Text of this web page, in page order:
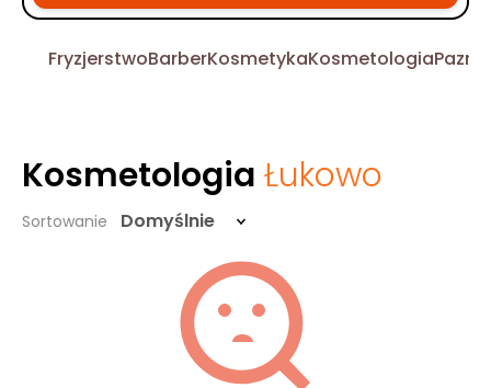
FryzjerstwoBarberKosmetykaKosmetologia
Kosmetologia Łukowo
Sortowanie Domyślnie